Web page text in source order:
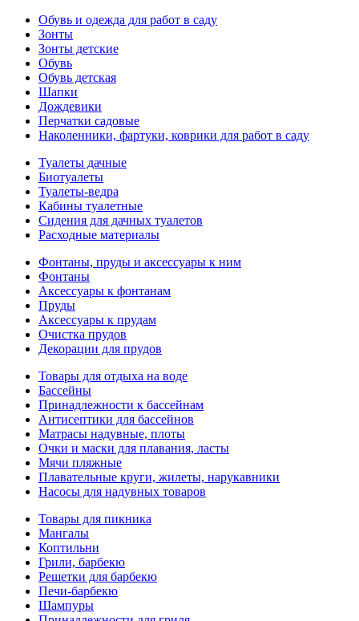
Обувь и одежда для работ в саду
Зонты
Зонты детские
Обувь
Обувь детская
Шапки
Дождевики
Перчатки садовые
Наколенники, фартуки, коврики для работ в саду
Туалеты дачные
Биотуалеты
Туалеты-ведра
Кабины туалетные
Сидения для дачных туалетов
Расходные материалы
Фонтаны, пруды и аксессуары к ним
Фонтаны
Аксессуары к фонтанам
Пруды
Аксессуары к прудам
Очистка прудов
Декорации для прудов
Товары для отдыха на воде
Бассейны
Принадлежности к бассейнам
Антисептики для бассейнов
Матраcы надувные, плоты
Очки и маски для плавания, ласты
Мячи пляжные
Плавательные круги, жилеты, нарукавники
Насосы для надувных товаров
Товары для пикника
Мангалы
Коптильни
Грили, барбекю
Решетки для барбекю
Печи-барбекю
Шампуры